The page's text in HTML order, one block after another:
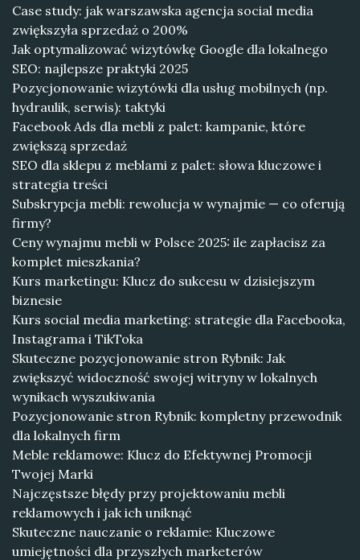
Case study: jak warszawska agencja social media
zwiększyła sprzedaż o 200%
Jak optymalizować wizytówkę Google dla lokalnego
SEO: najlepsze praktyki 2025
Pozycjonowanie wizytówki dla usług mobilnych (np.
hydraulik, serwis): taktyki
Facebook Ads dla mebli z palet: kampanie, które
zwiększą sprzedaż
SEO dla sklepu z meblami z palet: słowa kluczowe i
strategia treści
Subskrypcja mebli: rewolucja w wynajmie — co oferują
firmy?
Ceny wynajmu mebli w Polsce 2025: ile zapłacisz za
komplet mieszkania?
Kurs marketingu: Klucz do sukcesu w dzisiejszym
biznesie
Kurs social media marketing: strategie dla Facebooka,
Instagrama i TikToka
Skuteczne pozycjonowanie stron Rybnik: Jak
zwiększyć widoczność swojej witryny w lokalnych
wynikach wyszukiwania
Pozycjonowanie stron Rybnik: kompletny przewodnik
dla lokalnych firm
Meble reklamowe: Klucz do Efektywnej Promocji
Twojej Marki
Najczęstsze błędy przy projektowaniu mebli
reklamowych i jak ich uniknąć
Skuteczne nauczanie o reklamie: Kluczowe
umiejętności dla przyszłych marketerów